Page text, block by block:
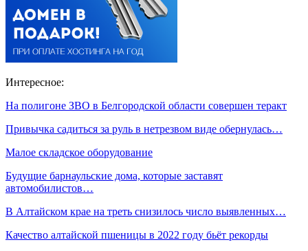
Интересное:
На полигоне ЗВО в Белгородской области совершен теракт
Привычка садиться за руль в нетрезвом виде обернулась…
Малое складское оборудование
Будущие барнаульские дома, которые заставят
автомобилистов…
В Алтайском крае на треть снизилось число выявленных…
Качество алтайской пшеницы в 2022 году бьёт рекорды